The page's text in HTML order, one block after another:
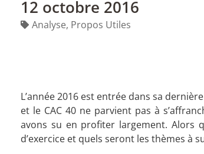
12 octobre 2016
Analyse, Propos Utiles
L’année 2016 est entrée dans sa
et le CAC 40 ne parvient pas à
avons su en profiter largement. Alors
d’exercice et quels seront les thèmes